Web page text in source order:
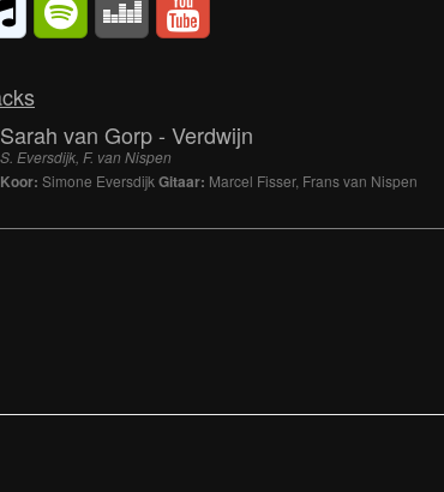
Sarah van Gorp - Verdwijn
S. Eversdijk, F. van Nispen
Koor: Simone Eversdijk Gitaar: Marcel Fisser, Frans van Nispen